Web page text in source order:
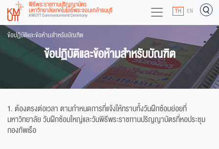
พิธีพระราชทานปริญญาบัตร
มหาวิทยาลัยเทคโนโลยีพระจอมเกล้าธนบุรี
KMUTT Commencement Ceremony TH EN
ข้อปฏิบัติและข้อห้ามสำหรับบัณฑิต
ข้อปฏิบัติและข้อห้ามสำหรับบัณฑิต
1. ต้องตรงต่อเวลา ตามกำหนดการที่แจ้งให้ทราบทั้งวันฝึกซ้อมย่อยที่
มหาวิทยาลัย วันฝึกซ้อมใหญ่และวันพิธีพระราชทานปริญญาบัตรที่หอประชุม
กองทัพเรือ